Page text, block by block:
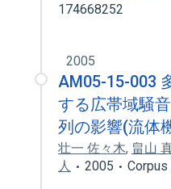
174668252
2005
AM05-15-003
する広帯域騒
列の影響(流体
壮一 佐々木, 畠山
人
2005